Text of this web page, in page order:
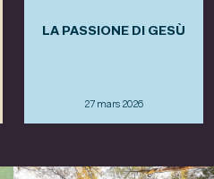
LA PASSIONE DI GESÙ
27 mars 2026